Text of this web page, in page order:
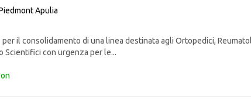
Apulia
per il consolidamento di una linea destinata agli Ortopedici,
Scientifici con urgenza per le...